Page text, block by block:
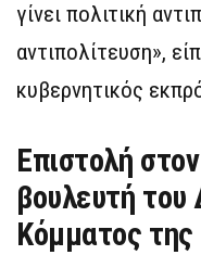
γίνει πολιτική
αντιπολίτευση»,
κυβερνητικός
Επιστολή
βουλευτή του
Κόμματος